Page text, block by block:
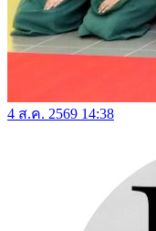
4 ส.ค. 2569 14:38